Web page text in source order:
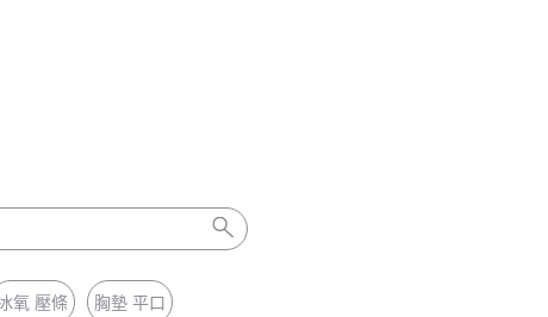
氧 壓條 胸墊 平口